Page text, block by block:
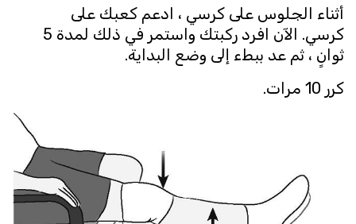
أثناء الجلوس على كرسي ، ادعم كعبك على
كرسي. الآن افرد ركبتك واستمر في ذلك لمدة 5
ثوانٍ ، ثم عد ببطء إلى وضع البداية.
كرر 10 مرات.